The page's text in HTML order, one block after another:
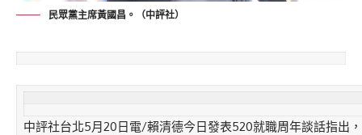
民眾黨主席黃國昌。（中評社）
中評社台北5月20日電/賴清德今日發表520就職周年談話指出